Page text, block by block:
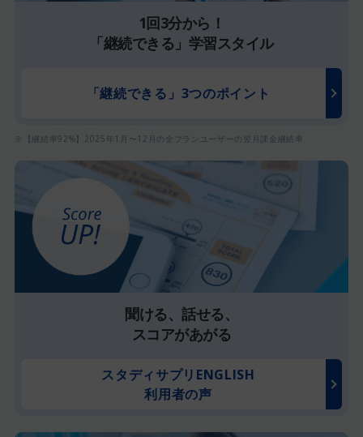
1回3分から！
「継続できる」学習スタイル
「継続できる」 3つのポイント
※【継続率92%】2025年1月〜12月の全プランユーザーの翌月課金継続率
聞ける、話せる、
スコアがあがる
スタディサプリENGLISH
利用者の声